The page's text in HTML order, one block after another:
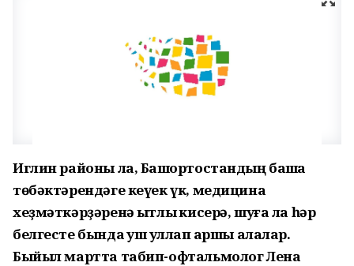
Иглин районы ла, Башҡортостандың башҡа
төбәктәрендәге кеүек үк, медицина
хеҙмәткәрҙәренә ҡытлыҡ кисерә, шуға ла һәр
белгесте бында ҡуш ҡуллап ҡаршы алалар.
Быйыл мартта табип-офтальмолог Лена